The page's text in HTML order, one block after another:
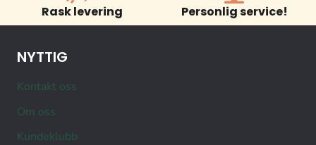
Rask levering Personlig service!
NYTTIG
Kontakt oss
Om oss
Kundeklubb